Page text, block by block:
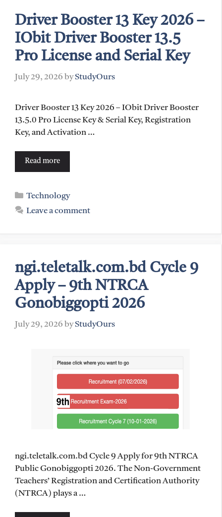
Driver Booster 13 Key 2026 –
IObit Driver Booster 13.5
Pro License and Serial Key
July 29, 2026 byStudyOurs
Driver Booster 13 Key 2026 – IObit Driver Booster
13.5.0 Pro License Key & Serial Key, Registration
Key, and Activation …
Read more
Categories
Technology
Leave a comment
ngi.teletalk.com.bd Cycle 9
Apply – 9th NTRCA
Gonobiggopti 2026
July 29, 2026 byStudyOurs
ngi.teletalk.com.bd Cycle 9 Apply for 9th NTRCA
Public Gonobiggopti 2026. The Non-Government
Teachers’ Registration and Certification Authority
(NTRCA) plays a …